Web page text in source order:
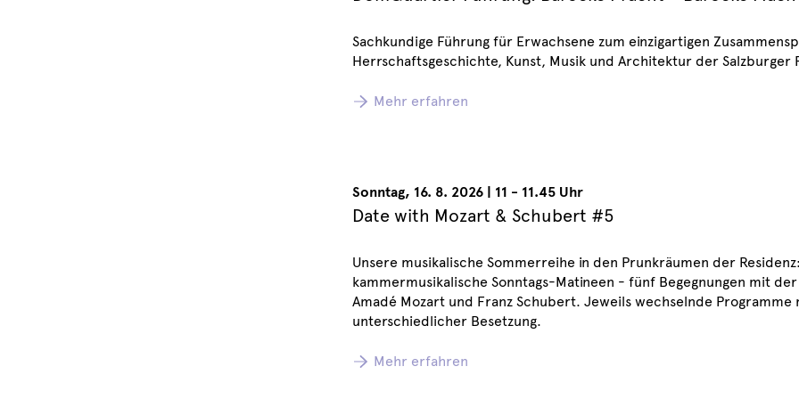
Sachkundige Führung für Erwachsene zum einzigartigen
Herrschaftsgeschichte, Kunst, Musik und Architektur der Salzburger
Mehr erfahren
Sonntag, 16. 8. 2026| 11 - 11.45 Uhr
Date with Mozart & Schubert #5
Unsere musikalische Sommerreihe in den Prunkräumen der
kammermusikalische Sonntags-Matineen - fünf Begegnungen mit der
Amadé Mozart und Franz Schubert. Jeweils wechselnde Programme
unterschiedlicher Besetzung.
Mehr erfahren